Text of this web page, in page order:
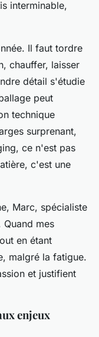
interminable,
Il faut tordre
chauffer, laisser
détail s'étudie
peut
technique
surprenant,
ce n'est pas
c'est une
Marc, spécialiste
mes
en étant
malgré la fatigue.
et justifient
enjeux